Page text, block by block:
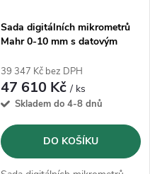
Sada digitálních mikrometrů
Mahr 0-10 mm s datovým
39 347 Kč bez DPH
47 610 Kč/ ks
Skladem do 4-8 dnů
DO KOŠÍKU